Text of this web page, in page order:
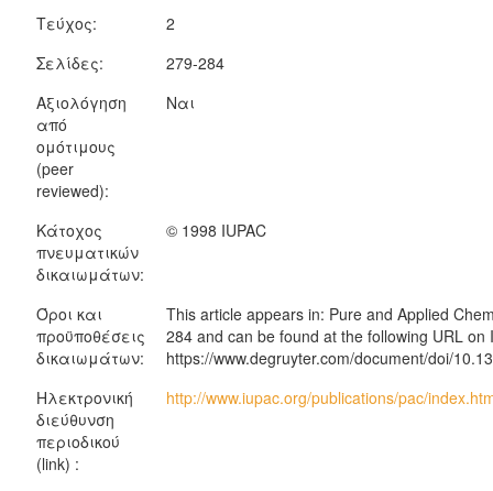
Τεύχος:
2
Σελίδες:
279-284
Αξιολόγηση
από
ομότιμους
(peer
reviewed):
Ναι
Κάτοχος
πνευματικών
δικαιωμάτων:
© 1998 IUPAC
Όροι και
προϋποθέσεις
δικαιωμάτων:
This article appears in: Pure and Applied
284 and can be found at the following URL on
https://www.degruyter.com/document/doi/
Ηλεκτρονική
διεύθυνση
περιοδικού
(link) :
http://www.iupac.org/publications/pac/